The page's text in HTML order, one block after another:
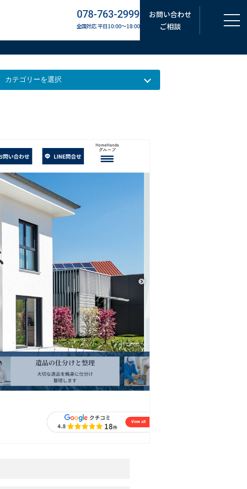
078-763-2999
全国対応 平日10:00～18:00
お問い合わせ
ご相談